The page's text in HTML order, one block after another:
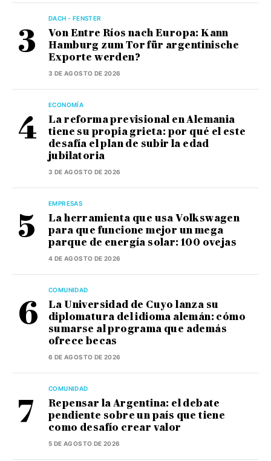
DACH - FENSTER
Von Entre Ríos nach Europa: Kann
Hamburg zum Tor für argentinische
Exporte werden?
3 DE AGOSTO DE 2026
ECONOMÍA
La reforma previsional en Alemania
tiene su propia grieta: por qué el este
desafía el plan de subir la edad
jubilatoria
3 DE AGOSTO DE 2026
EMPRESAS
La herramienta que usa Volkswagen
para que funcione mejor un mega
parque de energía solar: 100 ovejas
4 DE AGOSTO DE 2026
COMUNIDAD
La Universidad de Cuyo lanza su
diplomatura del idioma alemán: cómo
sumarse al programa que además
ofrece becas
6 DE AGOSTO DE 2026
COMUNIDAD
Repensar la Argentina: el debate
pendiente sobre un país que tiene
como desafío crear valor
5 DE AGOSTO DE 2026